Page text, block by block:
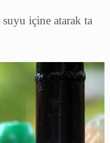
suyu içine atarak ta